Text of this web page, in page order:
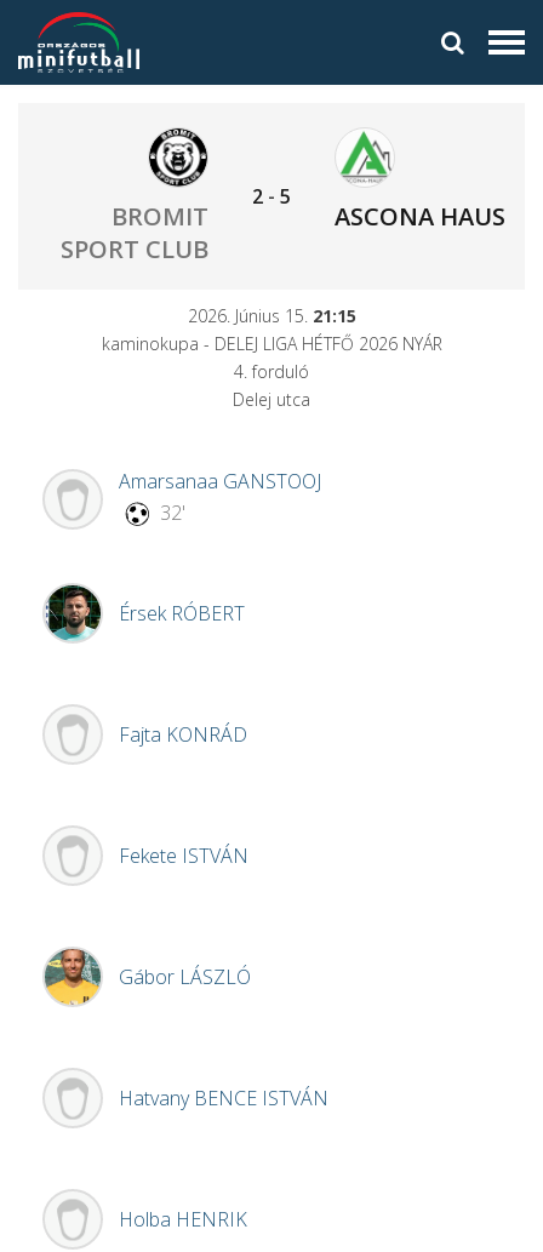
BROMIT
SPORT CLUB
2- 5
ASCONA HAUS
2026. Június 15. 21:15
kaminokupa - DELEJ LIGA HÉTFŐ 2026 NYÁR
4. forduló
Delej utca
Amarsanaa GANSTOOJ
32'
Érsek RÓBERT
Fajta KONRÁD
Fekete ISTVÁN
Gábor LÁSZLÓ
Hatvany BENCE ISTVÁN
Holba HENRIK